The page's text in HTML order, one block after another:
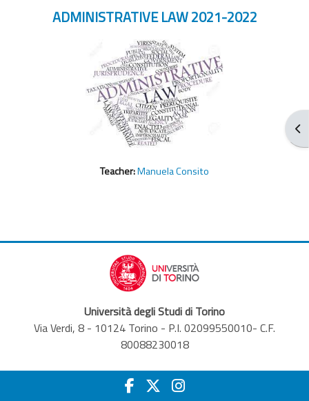
ADMINISTRATIVE LAW 2021-2022
Teacher:Manuela Consito
Università degli Studi di Torino
Via Verdi, 8 - 10124 Torino - P.I. 02099550010- C.F.
80088230018